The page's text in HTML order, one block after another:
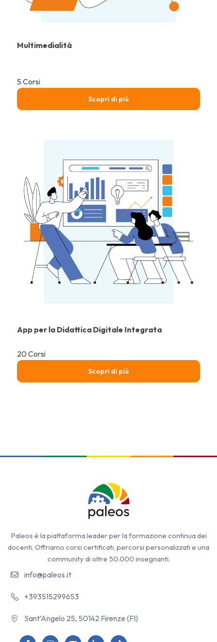
Multimedialità
5 Corsi
Scopri di più
App per la Didattica Digitale Integrata
20 Corsi
Scopri di più
Paleos è la piattaforma leader per la formazione continua dei
docenti. Offriamo corsi certificati, percorsi personalizzati e una
community di oltre 50.000 insegnanti.
info@paleos.it
+393515299653
Sant’Angelo 25, 50142 Firenze (FI)